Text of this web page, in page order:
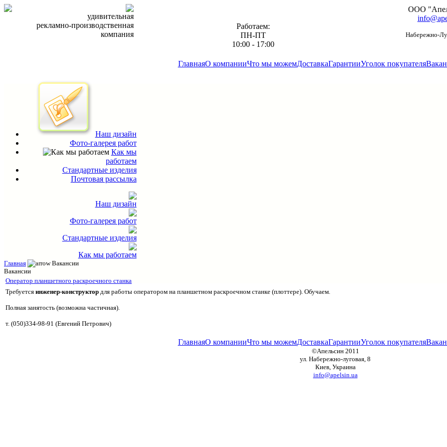
удивительная
рекламно-производственная
компания
Работаем:
ПН-ПТ
10:00 - 17:00
ООО
Набережно-
ГлавнаяО компанииЧто мы можемДоставкаГарантииУголок покупателя
Наш дизайн
Фото-галерея работ
Как мы
работаем
Стандартные изделия
Почтовая рассылка
Наш дизайн
Фото-галерея работ
Стандартные изделия
Как мы работаем
Главная
Вакансии
Вакансии
Оператор планшетного раскроечного станка
Требуется инженер-конструктор для работы оператором на планшетном раскроечном станке (плоттере). Обучаем.
Полная занятость (возможна частичная).
т. (050)334-98-91 (Евгений Петрович)
ГлавнаяО компанииЧто мы можемДоставкаГарантииУголок покупателя
©Апельсин 2011
ул. Набережно-луговая, 8
Киев, Украина
info@apelsin.ua